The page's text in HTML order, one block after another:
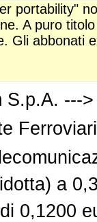
portability"
A puro
Gli abbonati
S.p.A. ---
a
0,1200